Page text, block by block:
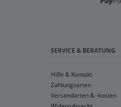
SERVICE & BERATUNG
Hilfe & Kontakt
Zahlungsarten
Versandarten & -kosten